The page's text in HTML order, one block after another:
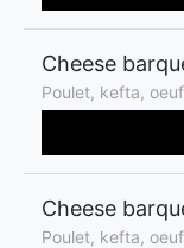
Cheese
Poulet, kefta,
Cheese
Poulet, kefta,